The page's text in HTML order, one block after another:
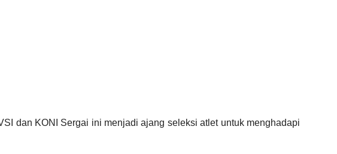
dan KONI Sergai ini menjadi ajang seleksi atlet untuk menghadapi